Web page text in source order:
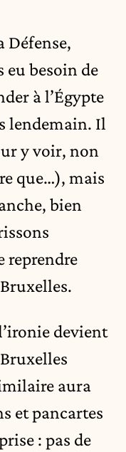
Défense,
eu besoin de
à l’Égypte
lendemain. Il
y voir, non
que…), mais
bien
reprendre
devient
aura
et pancartes
: pas de